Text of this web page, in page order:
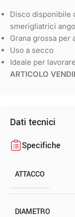
Disco disponibile
smerigliatrici
Grana grossa per
Uso a secco
Ideale per
ARTICOLO
Dati tecnici
Specifiche
ATTACCO
DIAMETRO